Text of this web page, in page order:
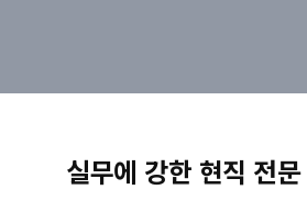
실무에 강한 현직 전